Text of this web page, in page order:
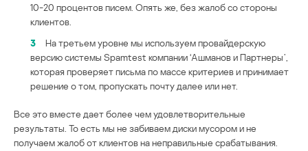
10-20 процентов писем. Опять же, без жалоб со стороны
клиентов.
3
На третьем уровне мы используем провайдерскую
версию системы Spamtest компании ‘Ашманов и Партнеры’,
которая проверяет письма по массе критериев и принимает
решение о том, пропускать почту далее или нет.
Все это вместе дает более чем удовлетворительные
результаты. То есть мы не забиваем диски мусором и не
получаем жалоб от клиентов на неправильные срабатывания.